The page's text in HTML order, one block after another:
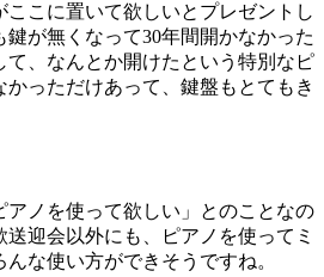
ここに置いて欲しいとプレゼントし
が無くなって30年間開かなかった
て、なんとか開けたという特別なピ
かっただけあって、鍵盤もとてもき
アノを使って欲しい」とのことなの
迎会以外にも、ピアノを使ってミ
な使い方ができそうですね。